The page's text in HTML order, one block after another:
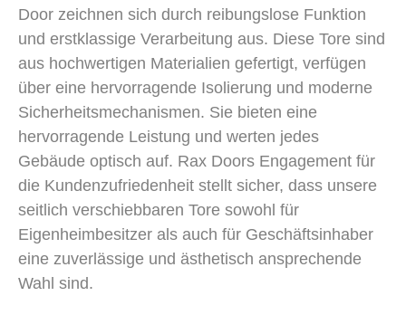
Door zeichnen sich durch reibungslose Funktion
und erstklassige Verarbeitung aus. Diese Tore sind
aus hochwertigen Materialien gefertigt, verfügen
über eine hervorragende Isolierung und moderne
Sicherheitsmechanismen. Sie bieten eine
hervorragende Leistung und werten jedes
Gebäude optisch auf. Rax Doors Engagement für
die Kundenzufriedenheit stellt sicher, dass unsere
seitlich verschiebbaren Tore sowohl für
Eigenheimbesitzer als auch für Geschäftsinhaber
eine zuverlässige und ästhetisch ansprechende
Wahl sind.